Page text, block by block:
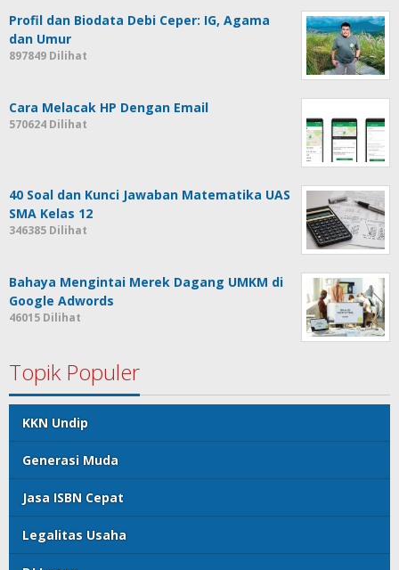
Profil dan Biodata Debi Ceper: IG, Agama
dan Umur
897849 Dilihat
Cara Melacak HP Dengan Email
570624 Dilihat
40 Soal dan Kunci Jawaban Matematika UAS
SMA Kelas 12
346385 Dilihat
Bahaya Mengintai Merek Dagang UMKM di
Google Adwords
46015 Dilihat
Topik Populer
KKN Undip
Generasi Muda
Jasa ISBN Cepat
Legalitas Usaha